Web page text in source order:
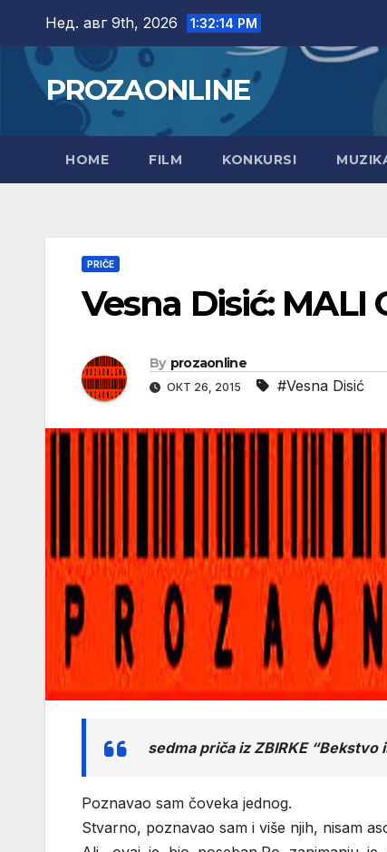
content
Нед. авг 9th, 2026 1:32:15 PM
PROZAONLINE
HOME FILM KONKURSI
PRIČE
Vesna Disić: MALI
By prozaonline
ОКТ 26, 2015 #Vesna Disić
sedma priča iz ZBIRKE “Bekstvo
Poznavao sam čoveka jednog.
Stvarno, poznavao sam i više njih, nisam